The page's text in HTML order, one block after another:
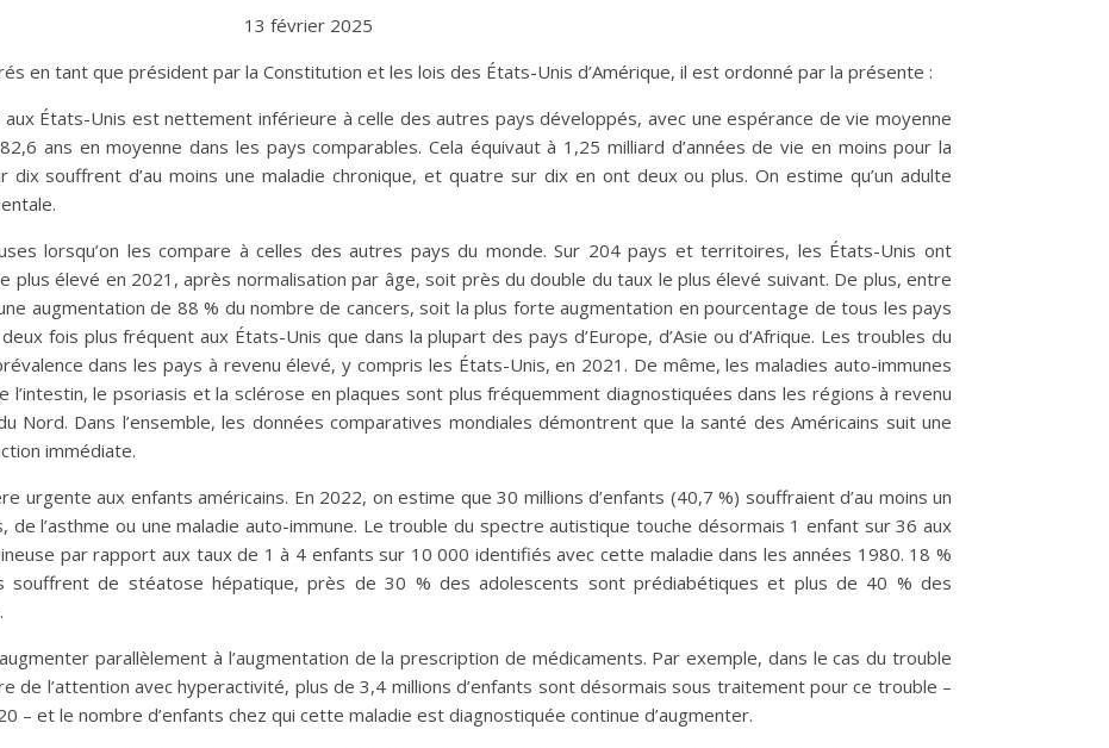
13 février 2025
en tant que président par la Constitution et les lois des États-Unis d’Amérique, il est ordonné par la présente :
aux États-Unis est nettement inférieure à celle des autres pays développés, avec une espérance de vie moyenne
ans en moyenne dans les pays comparables. Cela équivaut à 1,25 milliard d’années de vie en moins pour la
dix souffrent d’au moins une maladie chronique, et quatre sur dix en ont deux ou plus. On estime qu’un adulte
lorsqu’on les compare à celles des autres pays du monde. Sur 204 pays et territoires, les États-Unis ont
plus élevé en 2021, après normalisation par âge, soit près du double du taux le plus élevé suivant. De plus, entre
augmentation de 88 % du nombre de cancers, soit la plus forte augmentation en pourcentage de tous les pays
fois plus fréquent aux États-Unis que dans la plupart des pays d’Europe, d’Asie ou d’Afrique. Les troubles du
dans les pays à revenu élevé, y compris les États-Unis, en 2021. De même, les maladies auto-immunes
l’intestin, le psoriasis et la sclérose en plaques sont plus fréquemment diagnostiquées dans les régions à revenu
Nord. Dans l’ensemble, les données comparatives mondiales démontrent que la santé des Américains suit une
immédiate.
urgente aux enfants américains. En 2022, on estime que 30 millions d’enfants (40,7 %) souffraient d’au moins un
l’asthme ou une maladie auto-immune. Le trouble du spectre autistique touche désormais 1 enfant sur 36 aux
par rapport aux taux de 1 à 4 enfants sur 10 000 identifiés avec cette maladie dans les années 1980. 18 %
souffrent de stéatose hépatique, près de 30 % des adolescents sont prédiabétiques et plus de 40 % des
parallèlement à l’augmentation de la prescription de médicaments. Par exemple, dans le cas du trouble
de l’attention avec hyperactivité, plus de 3,4 millions d’enfants sont désormais sous traitement pour ce trouble –
– et le nombre d’enfants chez qui cette maladie est diagnostiquée continue d’augmenter.